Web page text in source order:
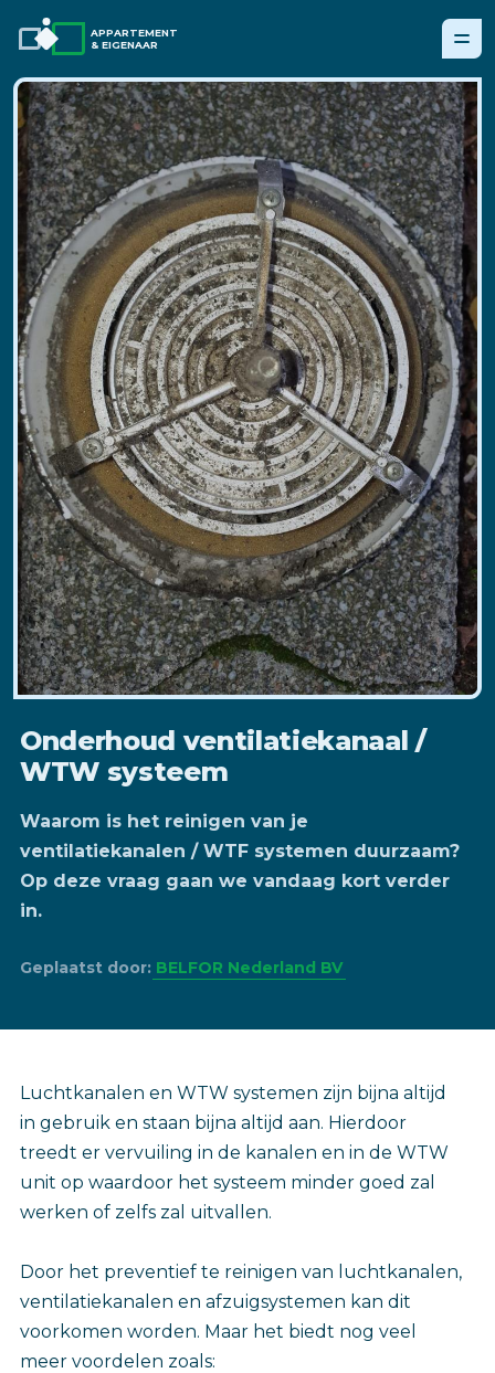
APPARTEMENT
& EIGENAAR
Onderhoud ventilatiekanaal /
WTW systeem
Waarom is het reinigen van je
ventilatiekanalen / WTF systemen duurzaam?
Op deze vraag gaan we vandaag kort verder
in.
Geplaatst door: BELFOR Nederland BV
‎Luchtkanalen en WTW systemen zijn bijna altijd
in gebruik en staan bijna altijd aan. Hierdoor
treedt er vervuiling in de kanalen en in de WTW
unit op waardoor het systeem minder goed zal
werken of zelfs zal uitvallen.
Door het preventief te reinigen van luchtkanalen,
ventilatiekanalen en afzuigsystemen kan dit
voorkomen worden. Maar het biedt nog veel
meer voordelen zoals: